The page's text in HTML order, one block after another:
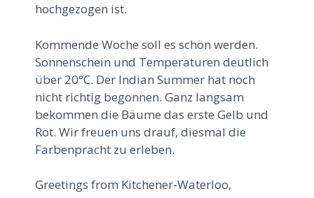
hochgezogen ist.
Kommende Woche soll es schön werden.
Sonnenschein und Temperaturen deutlich
über 20°C. Der Indian Summer hat noch
nicht richtig begonnen. Ganz langsam
bekommen die Bäume das erste Gelb und
Rot. Wir freuen uns drauf, diesmal die
Farbenpracht zu erleben.
Greetings from Kitchener-Waterloo,